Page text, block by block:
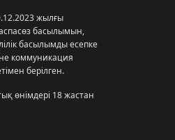
жылғы
басылымын,
басылымды есепке
коммуникация
берілген.
өнімдері 18 жастан